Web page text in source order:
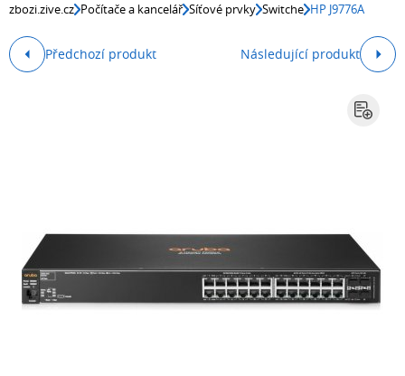
zbozi.zive.cz Počítače a kancelář Síťové prvky Switche HP J9776A
Předchozí produkt Následující produkt